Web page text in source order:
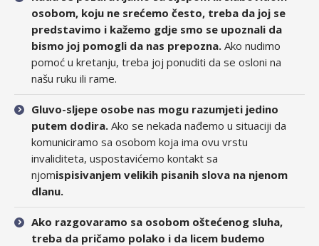
osobom, koju ne srećemo često, treba da joj se
predstavimo i kažemo gdje smo se upoznali da
bismo joj pomogli da nas prepozna. Ako nudimo
pomoć u kretanju, treba joj ponuditi da se osloni na
našu ruku ili rame.
Gluvo-sljepe osobe nas mogu razumjeti jedino
putem dodira. Ako se nekada nađemo u situaciji da
komuniciramo sa osobom koja ima ovu vrstu
invaliditeta, uspostavićemo kontakt sa
njomispisivanjem velikih pisanih slova na njenom
dlanu.
Ako razgovaramo sa osobom oštećenog sluha,
treba da pričamo polako i da licem budemo